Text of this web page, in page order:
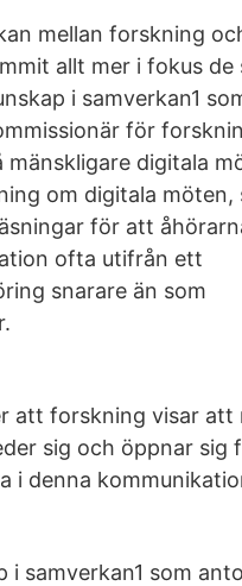
mellan forskning
allt mer i fokus de
i samverkan1
för
digitala
om digitala möten,
för att
ofta utifrån ett
snarare än som
att forskning visar att
sig och öppnar sig
i denna
samverkan1 som